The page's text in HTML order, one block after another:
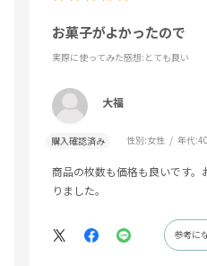
お菓子がよかったので
実際に使ってみた感想:とても良い
大福
購入確認済み 性別:女性 年代:
商品の枚数も価格も良いです
りました。
参考に